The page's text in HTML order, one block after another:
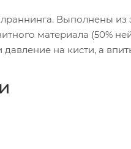
Выполнены из
материала (50%
на кисти, а